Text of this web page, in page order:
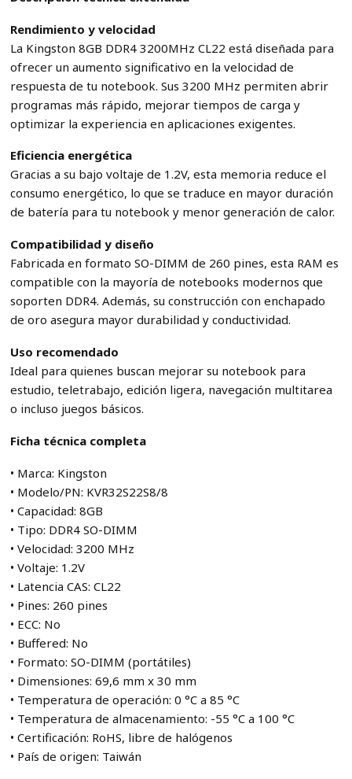
Rendimiento y velocidad
La Kingston 8GB DDR4 3200MHz CL22 está diseñada para
ofrecer un aumento significativo en la velocidad de
respuesta de tu notebook. Sus 3200 MHz permiten abrir
programas más rápido, mejorar tiempos de carga y
optimizar la experiencia en aplicaciones exigentes.
Eficiencia energética
Gracias a su bajo voltaje de 1.2V, esta memoria reduce el
consumo energético, lo que se traduce en mayor duración
de batería para tu notebook y menor generación de calor.
Compatibilidad y diseño
Fabricada en formato SO-DIMM de 260 pines, esta RAM es
compatible con la mayoría de notebooks modernos que
soporten DDR4. Además, su construcción con enchapado
de oro asegura mayor durabilidad y conductividad.
Uso recomendado
Ideal para quienes buscan mejorar su notebook para
estudio, teletrabajo, edición ligera, navegación multitarea
o incluso juegos básicos.
Ficha técnica completa
• Marca: Kingston
• Modelo/PN: KVR32S22S8/8
• Capacidad: 8GB
• Tipo: DDR4 SO-DIMM
• Velocidad: 3200 MHz
• Voltaje: 1.2V
• Latencia CAS: CL22
• Pines: 260 pines
• ECC: No
• Buffered: No
• Formato: SO-DIMM (portátiles)
• Dimensiones: 69,6 mm x 30 mm
• Temperatura de operación: 0 °C a 85 °C
• Temperatura de almacenamiento: -55 °C a 100 °C
• Certificación: RoHS, libre de halógenos
• País de origen: Taiwán